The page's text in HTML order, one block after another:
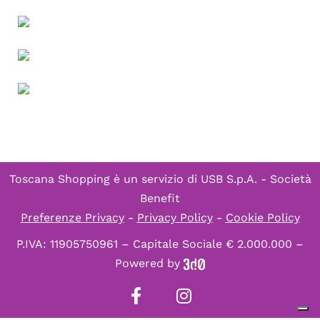
Toscana Shopping è un servizio di USB S.p.A. - Società
Benefit
Preferenze Privacy- Privacy Policy- Cookie Policy
P.IVA: 11905750961 – Capitale Sociale € 2.000.000 –
Powered by